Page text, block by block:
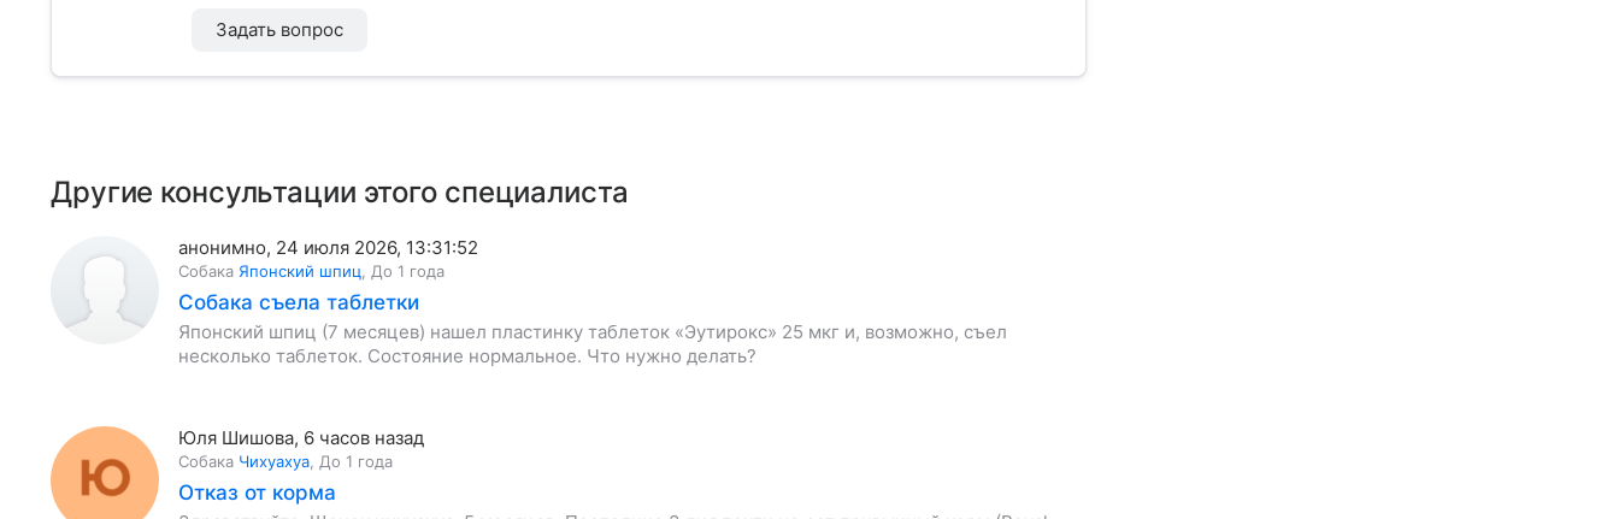
Задать вопрос
Другие консультации этого специалиста
анонимно, 24 июля 2026, 13:31:52
Собака Японский шпиц До 1 года
Собака съела таблетки
Японский шпиц (7 месяцев) нашел пластинку таблеток «Эутирокс» 25 мкг и, возможно, съел
несколько таблеток. Состояние нормальное. Что нужно делать?
Юля Шишова, 6 часов назад
Собака Чихуахуа До 1 года
Отказ от корма